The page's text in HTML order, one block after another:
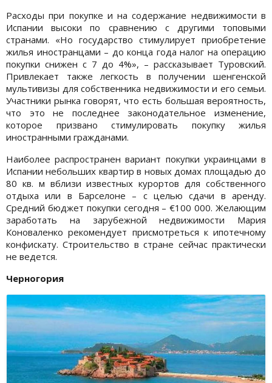
Расходы при покупке и на содержание недвижимости в
Испании высоки по сравнению с другими топовыми
странами. «Но государство стимулирует приобретение
жилья иностранцами – до конца года налог на операцию
покупки снижен с 7 до 4%», – рассказывает Туровский.
Привлекает также легкость в получении шенгенской
мультивизы для собственника недвижимости и его семьи.
Участники рынка говорят, что есть большая вероятность,
что это не последнее законодательное изменение,
которое призвано стимулировать покупку жилья
иностранными гражданами.
Наиболее распространен вариант покупки украинцами в
Испании небольших квартир в новых домах площадью до
80 кв. м вблизи известных курортов для собственного
отдыха или в Барселоне – с целью сдачи в аренду.
Средний бюджет покупки сегодня – €100 000. Желающим
заработать на зарубежной недвижимости Мария
Коноваленко рекомендует присмотреться к ипотечному
конфискату. Строительство в стране сейчас практически
не ведется.
Черногория